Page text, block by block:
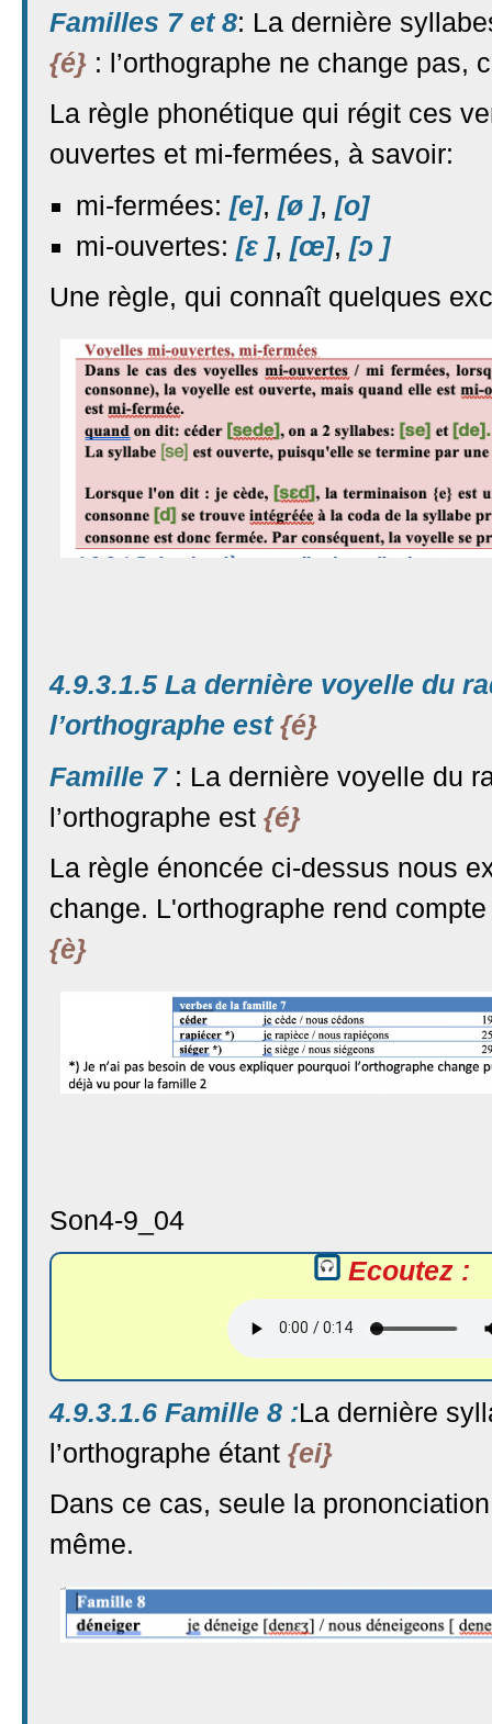
Familles 7 et 8: La dernière
{é} : l’orthographe ne change pas,
La règle phonétique qui régit ces
ouvertes et mi-fermées, à savoir:
mi-fermées: [e], [ø ], [o]
mi-ouvertes: [ɛ ], [œ], [ɔ ]
Une règle, qui connaît quelques
4.9.3.1.5 La dernière voyelle du
l’orthographe est {é}
Famille 7 : La dernière voyelle du
l’orthographe est {é}
La règle énoncée ci-dessus nous
change. L'orthographe rend
{è}
Son4-9_04
Ecoutez :
4.9.3.1.6 Famille 8 :La dernière
l’orthographe étant {ei}
Dans ce cas, seule la
même.